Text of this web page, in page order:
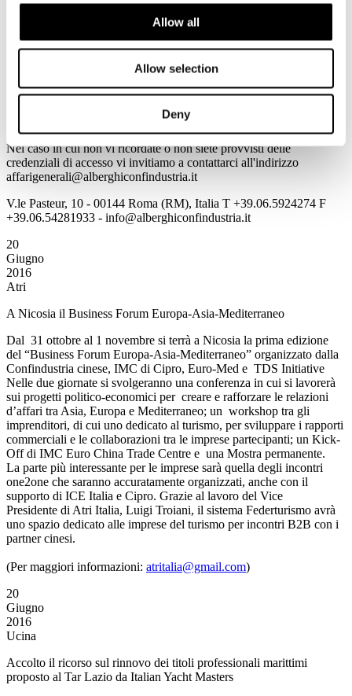
Allow all
Allow selection
Deny
Tutte le informazioni sono consultabili all'indirizzo
www.alberghiconfindustria.it
cliccando direttamente sulla notizia prescelta è necessario per la
prima volta salvare Username e Password utilizzando il flag
Nel caso in cui non vi ricordate o non siete provvisti delle
credenziali di accesso vi invitiamo a contattarci all'indirizzo
affarigenerali@alberghiconfindustria.it
V.le Pasteur, 10 - 00144 Roma (RM), Italia T +39.06.5924274 F
+39.06.54281933 - info@alberghiconfindustria.it
20
Giugno
2016
Atri
A Nicosia il Business Forum Europa-Asia-Mediterraneo
Dal 31 ottobre al 1 novembre si terrà a Nicosia la prima edizione
del “Business Forum Europa-Asia-Mediterraneo” organizzato dalla
Confindustria cinese, IMC di Cipro, Euro-Med e TDS Initiative
Nelle due giornate si svolgeranno una conferenza in cui si lavorerà
sui progetti politico-economici per creare e rafforzare le relazioni
d’affari tra Asia, Europa e Mediterraneo; un workshop tra gli
imprenditori, di cui uno dedicato al turismo, per sviluppare i rapporti
commerciali e le collaborazioni tra le imprese partecipanti; un Kick-
Off di IMC Euro China Trade Centre e una Mostra permanente.
La parte più interessante per le imprese sarà quella degli incontri
one2one che saranno accuratamente organizzati, anche con il
supporto di ICE Italia e Cipro. Grazie al lavoro del Vice
Presidente di Atri Italia, Luigi Troiani, il sistema Federturismo avrà
uno spazio dedicato alle imprese del turismo per incontri B2B con i
partner cinesi.
(Per maggiori informazioni: atritalia@gmail.com)
20
Giugno
2016
Ucina
Accolto il ricorso sul rinnovo dei titoli professionali marittimi
proposto al Tar Lazio da Italian Yacht Masters